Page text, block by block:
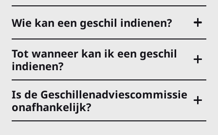
Wie kan een geschil indienen?
Tot wanneer kan ik een geschil
indienen?
Is de Geschillenadviescommissie
onafhankelijk?